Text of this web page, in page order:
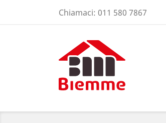
Chiamaci: 011 580 7867